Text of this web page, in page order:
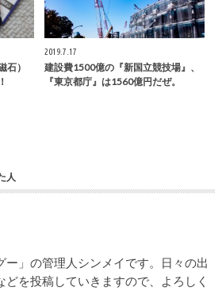
石）
2019.7.17
建設費1500億の『新国立競技場』、
『東京都庁』は1560億円だぜ。
人
ー」の管理人シンメイです。日々の出
どを投稿していきますので、よろしく